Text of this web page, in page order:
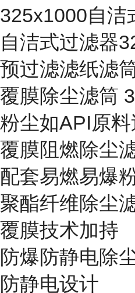
325x1000自洁
自洁式过滤器
预过滤滤纸滤
覆膜除尘滤筒
粉尘如API原
覆膜阻燃除尘
配套易燃易爆
聚酯纤维除尘
覆膜技术加持
防爆防静电除
防静电设计